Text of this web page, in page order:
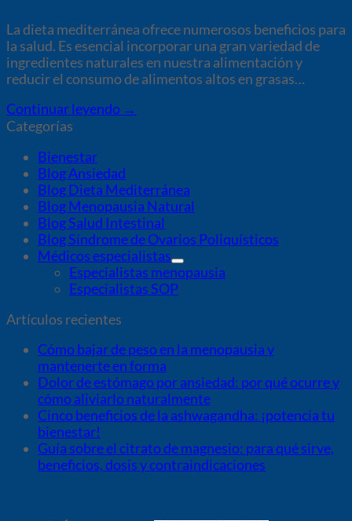
La dieta mediterránea ofrece numerosos beneficios para
la salud. Es esencial incorporar una gran variedad de
ingredientes naturales en nuestra alimentación y
reducir el consumo de alimentos altos en grasas…
Continuar leyendo →
Categorías
Bienestar
Blog Ansiedad
Blog Dieta Mediterránea
Blog Menopausia Natural
Blog Salud Intestinal
Blog Síndrome de Ovarios Poliquísticos
Médicos especialistas
Especialistas menopausia
Especialistas SOP
Artículos recientes
Cómo bajar de peso en la menopausia y
mantenerte en forma
Dolor de estómago por ansiedad: por qué ocurre y
cómo aliviarlo naturalmente
Cinco beneficios de la ashwagandha: ¡potencia tu
bienestar!
Guía sobre el citrato de magnesio: para qué sirve,
beneficios, dosis y contraindicaciones